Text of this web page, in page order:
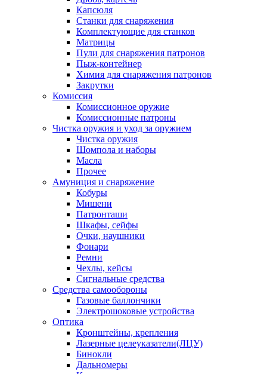
Капсюля
Станки для снаряжения
Комплектующие для станков
Матрицы
Пули для снаряжения патронов
Пыж-контейнер
Химия для снаряжения патронов
Закрутки
Комиссия
Комиссионное оружие
Комиссионные патроны
Чистка оружия и уход за оружием
Чистка оружия
Шомпола и наборы
Масла
Прочее
Амуниция и снаряжение
Кобуры
Мишени
Патронташи
Шкафы, сейфы
Очки, наушники
Фонари
Ремни
Чехлы, кейсы
Сигнальные средства
Средства самообороны
Газовые баллончики
Электрошоковые устройства
Оптика
Кронштейны, крепления
Лазерные целеуказатели(ЛЦУ)
Бинокли
Дальномеры